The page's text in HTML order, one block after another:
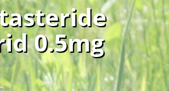
0.5mg